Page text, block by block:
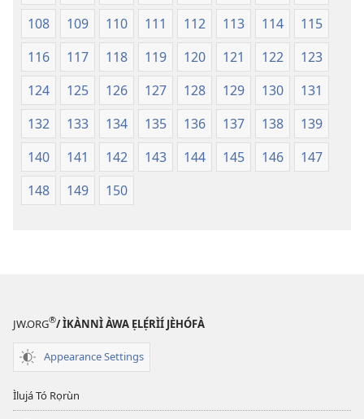
108
109 110 111 112 113 114
115
116
117 118 119 120 121 122
123
124
125 126 127 128 129 130
131
132
133 134 135 136 137 138
139
140
141 142 143 144 145 146
147
148
149 150
JW.ORG®/ ÌKÀNNÌ ÀWA ẸLẸ́RÌÍ JÈHÓFÀ
Appearance Settings
Ìlujá Tó Rọrùn